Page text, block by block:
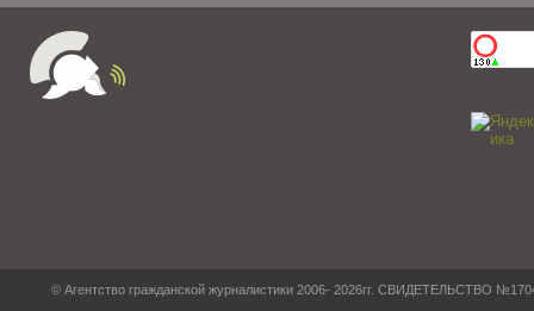
© Агентство гражданской журналистики 2006- 2026гг. СВИДЕТЕЛЬСТВО